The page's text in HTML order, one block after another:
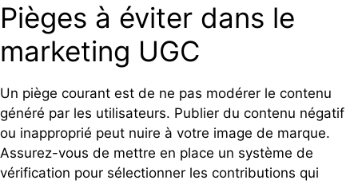
Pièges à éviter dans le
marketing UGC
Un piège courant est de ne pas modérer le contenu
généré par les utilisateurs. Publier du contenu négatif
ou inapproprié peut nuire à votre image de marque.
Assurez-vous de mettre en place un système de
vérification pour sélectionner les contributions qui